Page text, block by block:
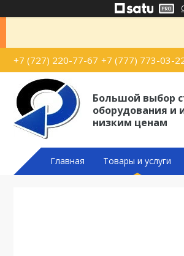
+7 (727) 220-77-67 +7 (777) 773-03-
Большой выбор
оборудования и
низким ценам
Главная Товары и услуги